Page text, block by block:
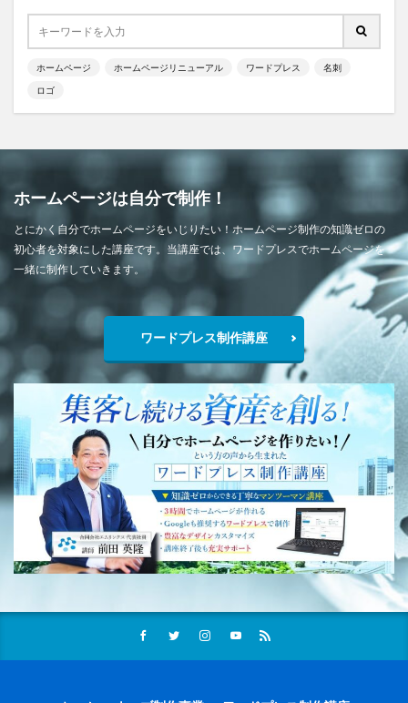
ホームページ ホームページリニューアル ワードプレス 名刺
ロゴ
ホームページは自分で制作！
とにかく自分でホームページをいじりたい！ホームページ制作の知識ゼロの
初心者を対象にした講座です。当講座では、ワードプレスでホームページを
一緒に制作していきます。
ワードプレス制作講座